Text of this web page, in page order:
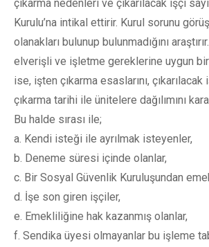
çıkarma nedenleri ve çıkarılacak işçi
Kurulu’na intikal ettirir. Kurul sorunu
olanakları bulunup bulunmadığını
elverişli ve işletme gereklerine uygun
ise, işten çıkarma esaslarını, çıkarılacak
çıkarma tarihi ile ünitelere dağılımını
Bu halde sırası ile;
a. Kendi isteği ile ayrılmak isteyenler,
b. Deneme süresi içinde olanlar,
c. Bir Sosyal Güvenlik Kuruluşundan
d. İşe son giren işçiler,
e. Emekliliğine hak kazanmış olanlar,
f. Sendika üyesi olmayanlar bu işleme